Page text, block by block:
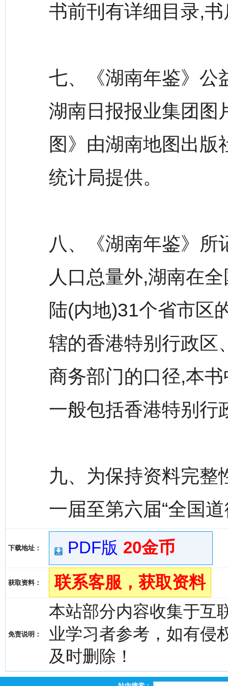
书前刊有详细目录,
七、《湖南年鉴》公
湖南日报报业集团图
图》由湖南地图出
统计局提供。
八、《湖南年鉴》所
人口总量外,湖南在
陆(内地)31个省市区
辖的香港特别行政区
商务部门的口径,本书
一般包括香港特别行
九、为保持资料完整
一届至第六届“全国
下载地址： PDF版 20金币
获取资料： 联系客服，获取资料
免责说明：
本站部分内容收集于互
业学习者参考，如有侵
及时删除！